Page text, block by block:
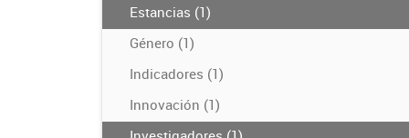
Estancias (1)
Género (1)
Indicadores (1)
Innovación (1)